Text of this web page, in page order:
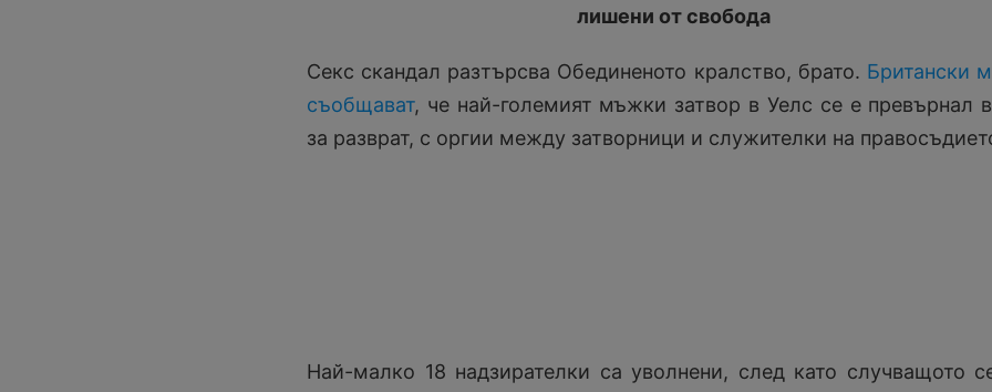
лишени от свобода
Секс скандал разтърсва Обединеното кралство, брато. Британски
съобщават, че най-големият мъжки затвор в Уелс се е превърнал
за разврат, с оргии между затворници и служителки на
Най-малко 18 надзирателки са уволнени, след като случващото